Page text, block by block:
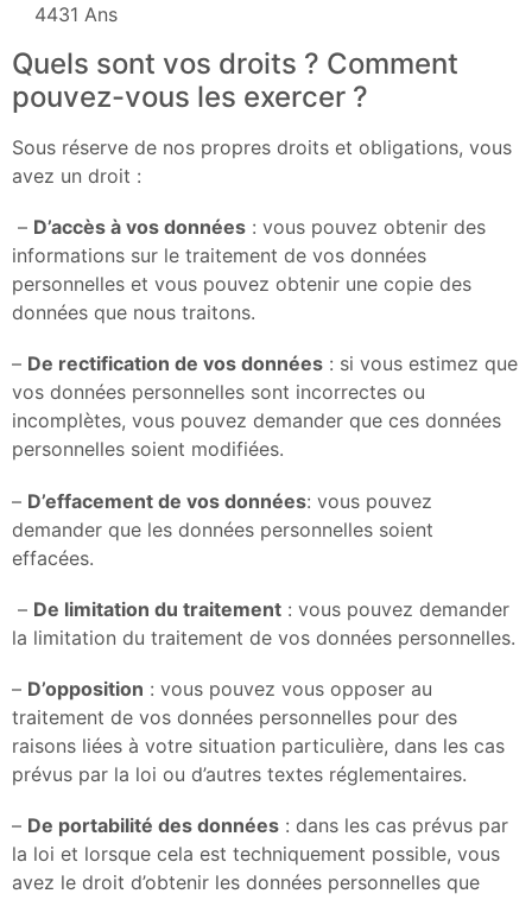
4431 Ans
Quels sont vos droits ? Comment
pouvez-vous les exercer ?
Sous réserve de nos propres droits et obligations, vous
avez un droit :
– D’accès à vos données : vous pouvez obtenir des
informations sur le traitement de vos données
personnelles et vous pouvez obtenir une copie des
données que nous traitons.
– De rectification de vos données : si vous estimez que
vos données personnelles sont incorrectes ou
incomplètes, vous pouvez demander que ces données
personnelles soient modifiées.
– D’effacement de vos données: vous pouvez
demander que les données personnelles soient
effacées.
– De limitation du traitement : vous pouvez demander
la limitation du traitement de vos données personnelles.
– D’opposition : vous pouvez vous opposer au
traitement de vos données personnelles pour des
raisons liées à votre situation particulière, dans les cas
prévus par la loi ou d’autres textes réglementaires.
– De portabilité des données : dans les cas prévus par
la loi et lorsque cela est techniquement possible, vous
avez le droit d’obtenir les données personnelles que